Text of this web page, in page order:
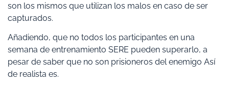
son los mismos que utilizan los malos en caso de ser
capturados.
Añadiendo, que no todos los participantes en una
semana de entrenamiento SERE pueden superarlo, a
pesar de saber que no son prisioneros del enemigo Así
de realista es.